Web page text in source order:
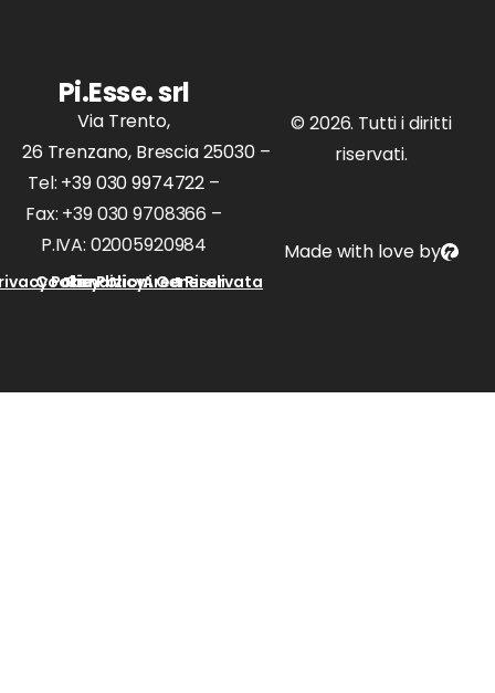
Pi.Esse. srl
Via Trento,
26 Trenzano, Brescia 25030–
Tel: +39 030 9974722 –
Fax: +39 030 9708366 –
P.IVA: 02005920984
Policy
Cookie Policy
Condizioni Generali
Area Riservata
© 2026. Tutti i diritti
riservati.
Made with love by